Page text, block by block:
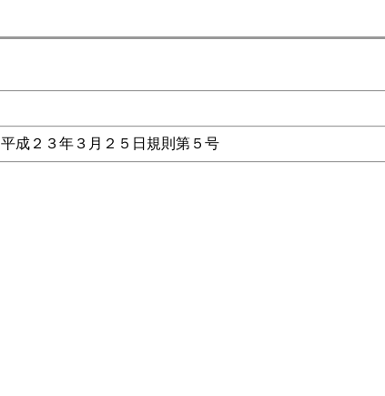
平成２３年３月２５日規則第５号